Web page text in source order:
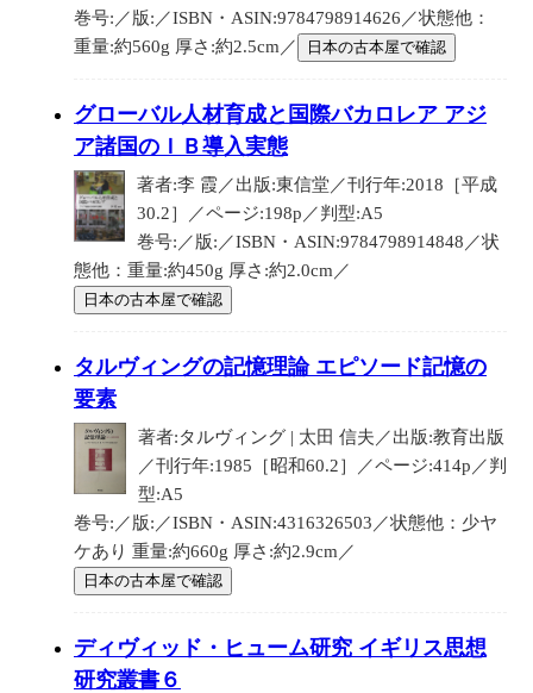
巻号:／版:／ISBN・ASIN:9784798914626／状態他：
重量:約560g 厚さ:約2.5cm／
日本の古本屋で確認
グローバル人材育成と国際バカロレア アジ
ア諸国のＩＢ導入実態
著者:李 霞／出版:東信堂／刊行年:2018［平成
30.2］／ページ:198p／判型:A5
巻号:／版:／ISBN・ASIN:9784798914848／状
態他：重量:約450g 厚さ:約2.0cm／
日本の古本屋で確認
タルヴィングの記憶理論 エピソード記憶の
要素
著者:タルヴィング | 太田 信夫／出版:教育出版
／刊行年:1985［昭和60.2］／ページ:414p／判
型:A5
巻号:／版:／ISBN・ASIN:4316326503／状態他：少ヤ
ケあり 重量:約660g 厚さ:約2.9cm／
日本の古本屋で確認
ディヴィッド・ヒューム研究 イギリス思想
研究叢書６